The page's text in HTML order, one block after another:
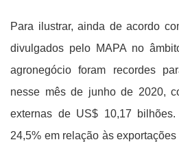
Para ilustrar, ainda de acordo
divulgados pelo MAPA no
agronegócio foram recordes
nesse mês de junho de 2020,
externas de US$ 10,17
24,5% em relação às